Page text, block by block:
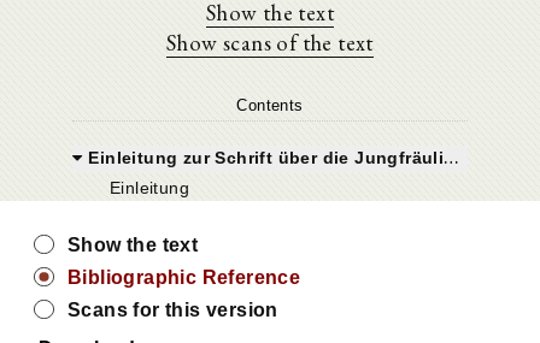
Show the text
Show scans of the text
Contents
Einleitung zur Schrift über die Jungfräulichkeit
Einleitung
Show the text
Bibliographic Reference
Scans for this version